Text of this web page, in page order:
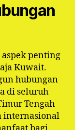
penting
Kuwait.
hubungan
di seluruh
Tengah
internasional